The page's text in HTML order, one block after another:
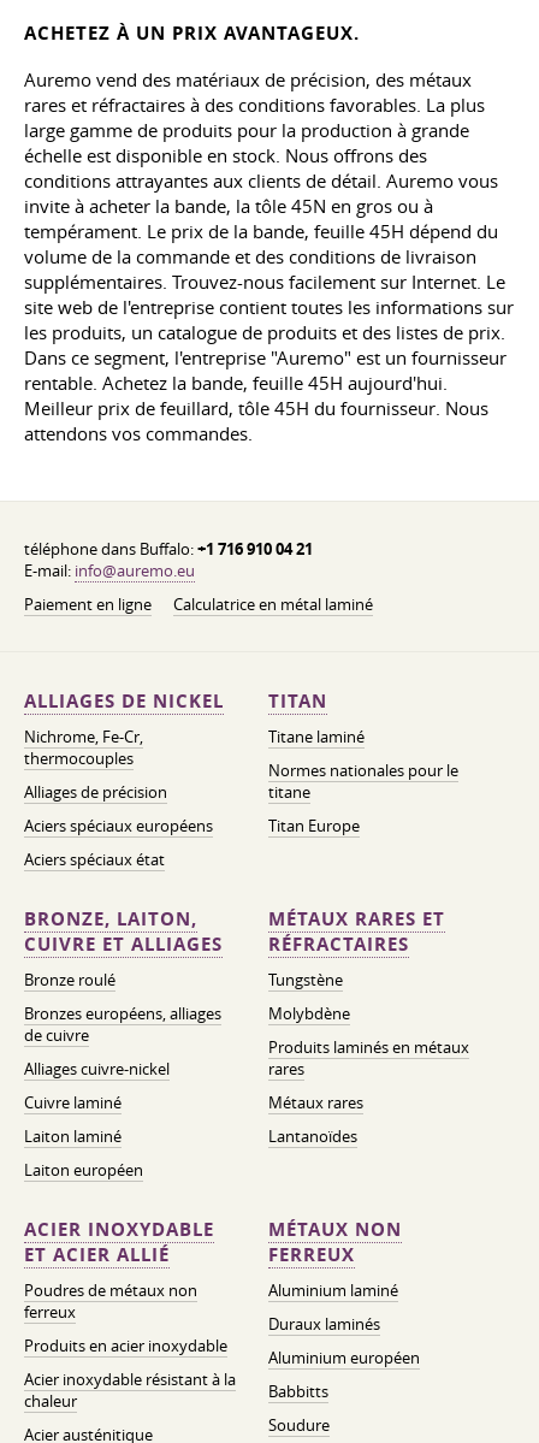
ACHETEZ À UN PRIX AVANTAGEUX.
Auremo vend des matériaux de précision, des métaux
rares et réfractaires à des conditions favorables. La plus
large gamme de produits pour la production à grande
échelle est disponible en stock. Nous offrons des
conditions attrayantes aux clients de détail. Auremo vous
invite à acheter la bande, la tôle 45N en gros ou à
tempérament. Le prix de la bande, feuille 45H dépend du
volume de la commande et des conditions de livraison
supplémentaires. Trouvez-nous facilement sur Internet. Le
site web de l'entreprise contient toutes les informations sur
les produits, un catalogue de produits et des listes de prix.
Dans ce segment, l'entreprise "Auremo" est un fournisseur
rentable. Achetez la bande, feuille 45H aujourd'hui.
Meilleur prix de feuillard, tôle 45H du fournisseur. Nous
attendons vos commandes.
téléphone dans Buffalo:+1 716 910 04 21
E-mail: info@auremo.eu
Paiement en ligne
Calculatrice en métal laminé
ALLIAGES DE NICKEL
Nichrome, Fe-Cr,
thermocouples
Alliages de précision
Aciers spéciaux européens
Aciers spéciaux état
TITAN
Titane laminé
Normes nationales pour le
titane
Titan Europe
BRONZE, LAITON,
CUIVRE ET ALLIAGES
Bronze roulé
Bronzes européens, alliages
de cuivre
Alliages cuivre-nickel
Cuivre laminé
Laiton laminé
Laiton européen
MÉTAUX RARES ET
RÉFRACTAIRES
Tungstène
Molybdène
Produits laminés en métaux
rares
Métaux rares
Lantanoïdes
ACIER INOXYDABLE
ET ACIER ALLIÉ
Poudres de métaux non
ferreux
Produits en acier inoxydable
Acier inoxydable résistant à la
chaleur
Acier austénitique
MÉTAUX NON
FERREUX
Aluminium laminé
Duraux laminés
Aluminium européen
Babbitts
Soudure